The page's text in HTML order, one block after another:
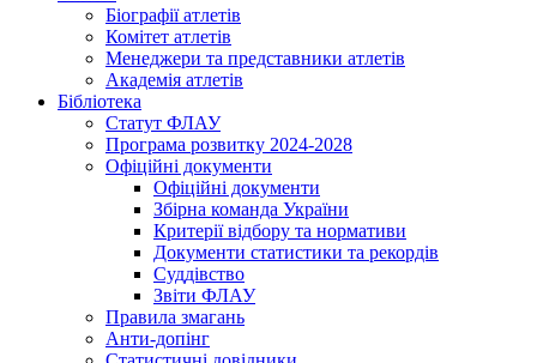
Біографії атлетів
Комітет атлетів
Менеджери та представники атлетів
Академія атлетів
Бібліотека
Статут ФЛАУ
Програма розвитку 2024-2028
Офіційні документи
Офіційні документи
Збірна команда України
Критерії відбору та нормативи
Документи статистики та рекордів
Суддівство
Звіти ФЛАУ
Правила змагань
Анти-допінг